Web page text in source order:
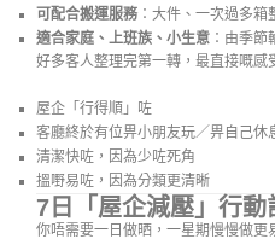
可配合搬運服務 ：大件、一次過多
適合家庭、上班族、小生意 ：由季
好多客人整理完第一轉，最直接嘅感
屋企「行得順」咗
客廳終於有位畀小朋友玩／畀自己休
清潔快咗，因為少咗死角
搵嘢易咗，因為分類更清晰
7日「屋企減壓」行
你唔需要一日做晒，一星期慢慢做更